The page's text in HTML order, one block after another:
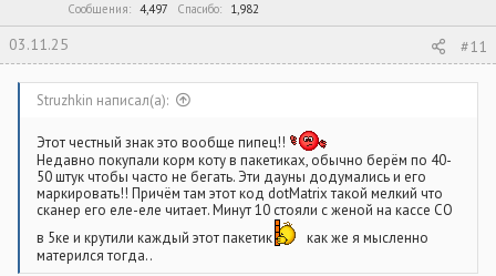
Сообщения
4,497 Спасибо 1,982
03.11.25 #11
Struzhkin написал(а):
Этот честный знак это вообще пипец!!
Недавно покупали корм коту в пакетиках, обычно берём по 40-
50 штук чтобы часто не бегать. Эти дауны додумались и его
маркировать!! Причём там этот код dotMatrix такой мелкий что
сканер его еле-еле читает. Минут 10 стояли с женой на кассе СО
в 5ке и крутили каждый этот пакетик
как же я мысленно
матерился тогда..